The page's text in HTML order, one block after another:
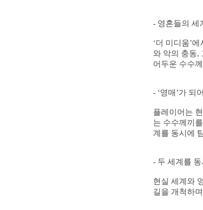
- 영혼들의 세
‘더 미디움’
와 악의 충동,
어두운 수수
- ‘영매’가 되
플레이어는
는 수수께끼
계를 동시에
- 두 세계를
현실 세계와
길을 개척하